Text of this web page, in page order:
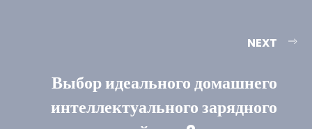
NEXT
Выбор идеального домашнего
интеллектуального зарядного